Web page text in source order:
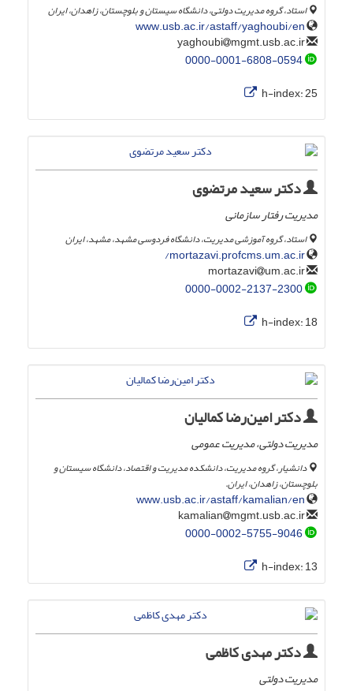
استاد، گروه مدیریت دولتی، دانشگاه سیستان و بلوچستان، زاهدان، ایران
www.usb.ac.ir/astaff/yaghoubi/en
mgmt.usb.ac.ir
0000-0001-6808-0594
h-index:25
دکتر سعید مرتضوی
مدیریت رفتار سازمانی
استاد، گروه آموزشی مدیریت، دانشگاه فردوسی مشهد، مشهد، ایران
mortazavi.profcms.um.ac.ir/
um.ac.ir
0000-0002-2137-2300
h-index:18
دکتر امین‌رضا کمالیان
مدیریت دولتی، مدیریت عمومی
دانشیار، گروه مدیریت، دانشکده مدیریت و اقتصاد، دانشگاه سیستان و
بلوچستان، زاهدان، ایران.
www.usb.ac.ir/astaff/kamalian/en
mgmt.usb.ac.ir
0000-0002-5755-9046
h-index:13
دکتر مهدی کاظمی
مدیریت دولتی